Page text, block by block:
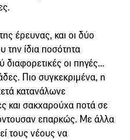
έρευνας, και οι δύο
την ίδια ποσότητα
οι πηγές…
Πιο συγκεκριμένα, η
κατανάλωνε
και σακχαρούχα ποτά σε
επαρκώς. Με άλλα
τους νέους να